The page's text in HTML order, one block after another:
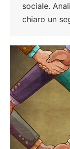
sociale.
chiaro un